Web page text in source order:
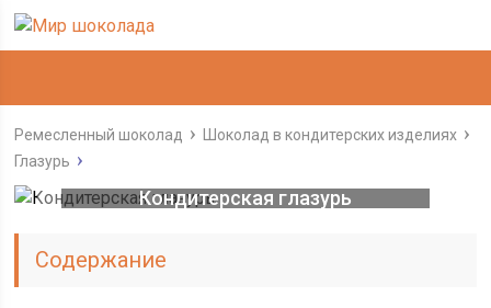
Ремесленный шоколад
Шоколад в кондитерских изделиях
Глазурь
Кондитерская глазурь
Содержание